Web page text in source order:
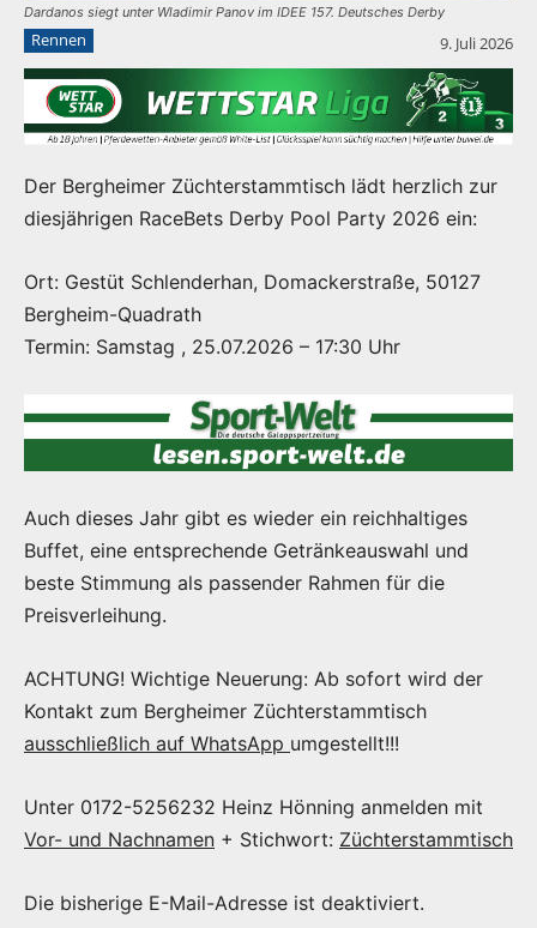
Dardanos siegt unter Wladimir Panov im IDEE 157. Deutsches Derby
Rennen 9. Juli 2026
Der Bergheimer Züchterstammtisch lädt herzlich zur
diesjährigen RaceBets Derby Pool Party 2026 ein:
Ort: Gestüt Schlenderhan, Domackerstraße, 50127
Bergheim-Quadrath
Termin: Samstag , 25.07.2026 – 17:30 Uhr
Auch dieses Jahr gibt es wieder ein reichhaltiges
Buffet, eine entsprechende Getränkeauswahl und
beste Stimmung als passender Rahmen für die
Preisverleihung.
ACHTUNG! Wichtige Neuerung: Ab sofort wird der
Kontakt zum Bergheimer Züchterstammtisch
ausschließlich auf WhatsApp umgestellt!!!
Unter 0172-5256232 Heinz Hönning anmelden mit
Vor- und Nachnamen + Stichwort: Züchterstammtisch
Die bisherige E-Mail-Adresse ist deaktiviert.